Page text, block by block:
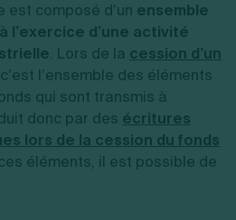
est composé d’un ensemble
l’exercice d’une activité
. Lors de la cession d’un
l’ensemble des éléments
qui sont transmis à
donc par des écritures
lors de la cession du fonds
éléments, il est possible de